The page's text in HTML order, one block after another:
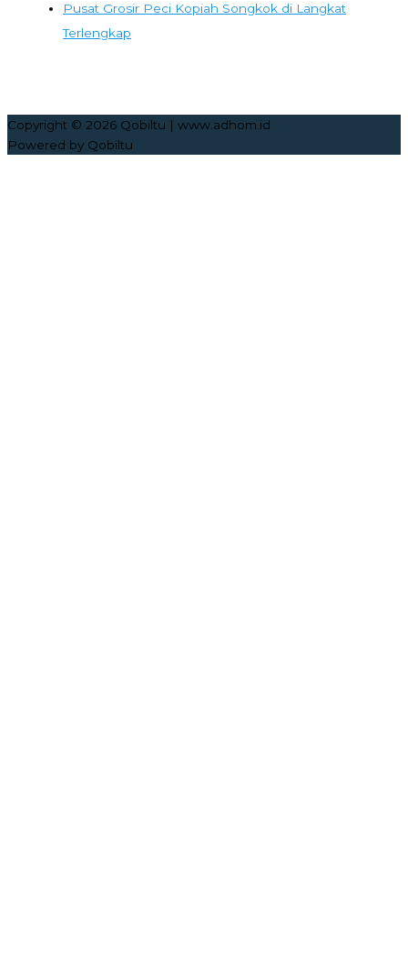
Pusat Grosir Peci Kopiah Songkok di Langkat
Terlengkap
Copyright © 2026 Qobiltu | www.adhom.id
Powered by Qobiltu